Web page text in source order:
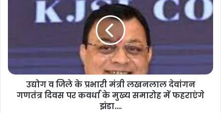
के
भा
उद्योग व जिले के प्रभारी मंत्री लखनलाल देवांगन
गणतंत्र दिवस पर कवर्धा के मुख्य समारोह में फहराएंगे
झंडा….